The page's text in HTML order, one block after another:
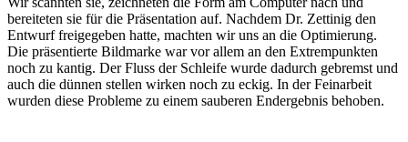
bereiteten sie für die Präsentation auf. Nachdem Dr. Zettinig den
Entwurf freigegeben hatte, machten wir uns an die Optimierung.
Die präsentierte Bildmarke war vor allem an den Extrempunkten
noch zu kantig. Der Fluss der Schleife wurde dadurch gebremst und
auch die dünnen stellen wirken noch zu eckig. In der Feinarbeit
wurden diese Probleme zu einem sauberen Endergebnis behoben.